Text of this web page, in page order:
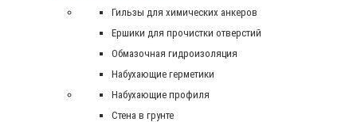
Гильзы для химических анкеров
Ершики для прочистки отверстий
Обмазочная гидроизоляция
Набухающие герметики
Набухающие профиля
Стена в грунте